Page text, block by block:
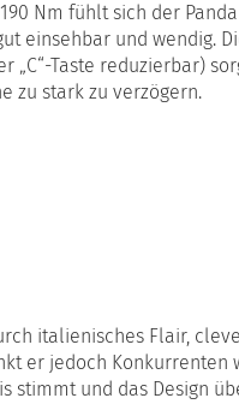
Nm fühlt sich der
einsehbar und wendig.
„C“-Taste reduzierbar)
zu stark zu verzögern.
italienisches Flair,
er jedoch
stimmt und das Design